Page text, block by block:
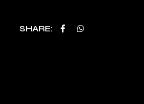
SHARE